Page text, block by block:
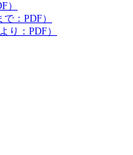
）
：PDF）
り：PDF）